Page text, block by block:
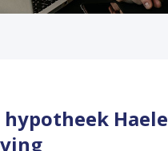
hypotheek